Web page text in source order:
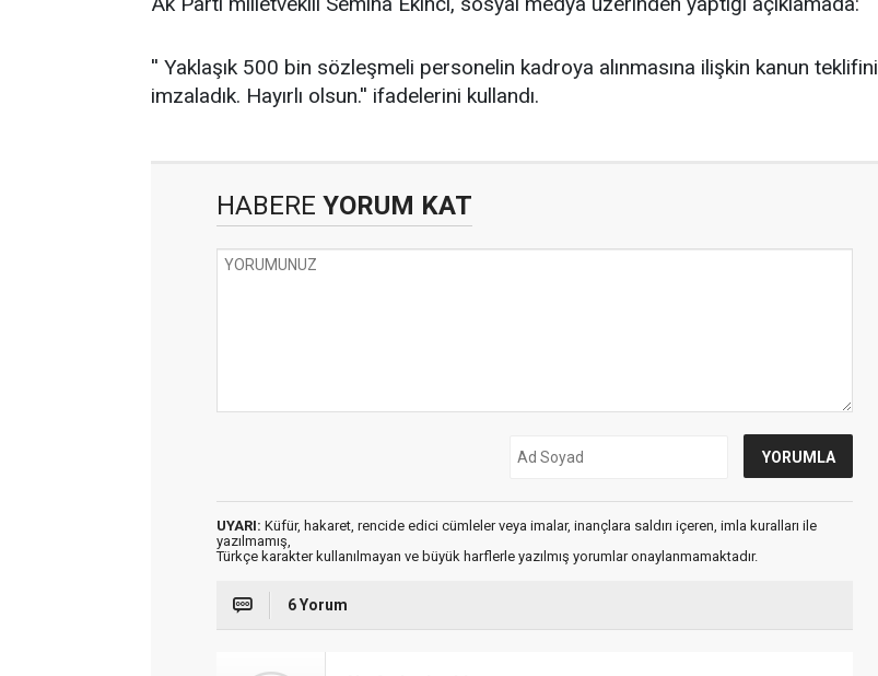
'' Yaklaşık 500 bin sözleşmeli personelin kadroya alınmasına ilişkin kanun teklifini
imzaladık. Hayırlı olsun.'' ifadelerini kullandı.
HABERE YORUM KAT
UYARI: Küfür, hakaret, rencide edici cümleler veya imalar, inançlara saldırı içeren, imla kuralları ile
yazılmamış,
Türkçe karakter kullanılmayan ve büyük harflerle yazılmış yorumlar onaylanmamaktadır.
6 Yorum